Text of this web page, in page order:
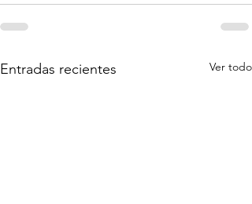
Entradas recientes Ver todo